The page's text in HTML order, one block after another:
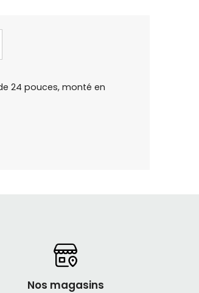
24 pouces, monté en
Nos magasins